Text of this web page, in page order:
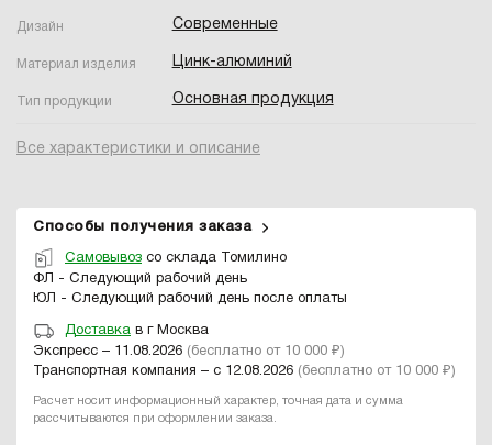
Дизайн Современные
Материал изделия Цинк-алюминий
Тип продукции Основная продукция
Все характеристики и описание
Способы получения заказа
Самовывоз со склада Томилино
ФЛ - Следующий рабочий день
ЮЛ - Следующий рабочий день после оплаты
Доставка в г Москва
Экспресс – 11.08.2026 (бесплатно от 10 000 ₽)
Транспортная компания – с 12.08.2026 (бесплатно от 10 000 ₽)
Расчет носит информационный характер, точная дата и сумма
рассчитываются при оформлении заказа.